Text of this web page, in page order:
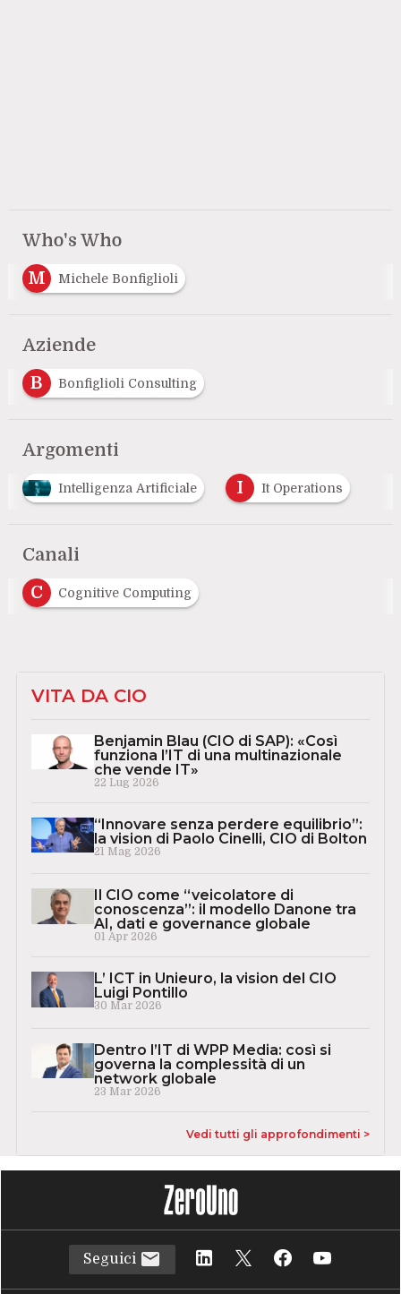
Who's Who
M
Michele Bonfiglioli
Aziende
B
Bonfiglioli Consulting
Argomenti
Intelligenza Artificiale I It Operations
Canali
C
Cognitive Computing
VITA DA CIO
Benjamin Blau (CIO di SAP): «Così
funziona l’IT di una multinazionale
che vende IT»
22 Lug 2026
“Innovare senza perdere equilibrio”:
la vision di Paolo Cinelli, CIO di Bolton
21 Mag 2026
Il CIO come “veicolatore di
conoscenza”: il modello Danone tra
AI, dati e governance globale
01 Apr 2026
L’ ICT in Unieuro, la vision del CIO
Luigi Pontillo
30 Mar 2026
Dentro l’IT di WPP Media: così si
governa la complessità di un
network globale
23 Mar 2026
Vedi tutti gli approfondimenti >
Seguici